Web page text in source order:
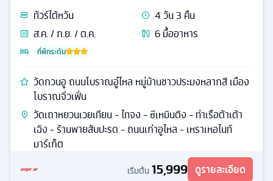
ทัวร์ไต้หวัน 4วัน3 คืน
ส.ค. / ก.ย. / ต.ค.
6มื้ออาหาร
ที่พักระดับ
วัดกวนอู ถนนโบราณอู๋ไหล หมู่บ้านชาวประมงหลากสี เมือง
โบราณจิ่วเฟิ่น
วัดเถาหยวนเวยเทียน - ไทจง - ซีเหมินติง - ท่าเรือต้าเต้า
เฉิง - ร้านพายสับปะรด - ถนนเก่าอูไหล - เหราเหอไนท์
มาร์เก็ต
เริ่มต้น 15,999 ดูรายละเอียด